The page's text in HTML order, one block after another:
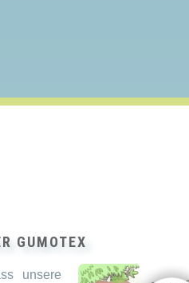
GUMOTEX
unsere